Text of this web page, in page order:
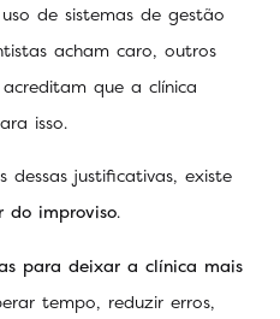
de sistemas de gestão
acham caro, outros
que a clínica
isso.
dessas justificativas, existe
do improviso.
para deixar a clínica mais
tempo, reduzir erros,